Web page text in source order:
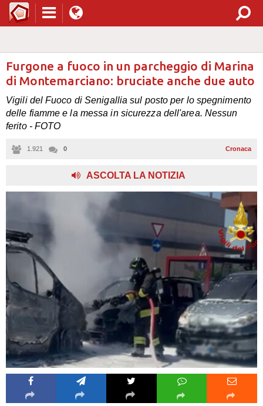
Furgone a fuoco in un parcheggio di Marina
di Montemarciano: bruciate anche due auto
Vigili del Fuoco di Senigallia sul posto per lo spegnimento
delle fiamme e la messa in sicurezza dell'area. Nessun
ferito - FOTO
1.921 0 Cronaca
ASCOLTA LA NOTIZIA